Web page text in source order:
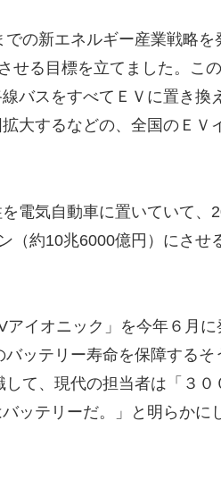
の新エネルギー産業戦略を
せる目標を立てました。こ
バスをすべてＥＶに置き換
大するなどの、全国のＥＶ
電気自動車に置いていて、
（約10兆6000億円）にさせ
イオニック」を今年６月
ッテリー寿命を保障するそ
て、現代の担当者は「３０
ッテリーだ。」と明らかに